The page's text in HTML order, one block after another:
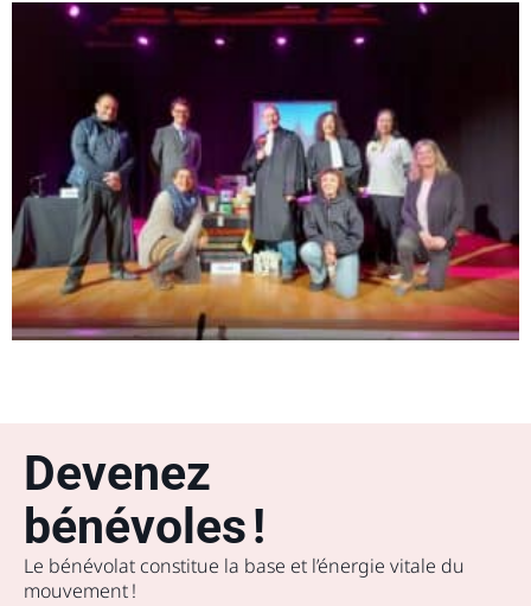
Devenez
bénévoles !
Le bénévolat constitue la base et l’énergie vitale du
mouvement !